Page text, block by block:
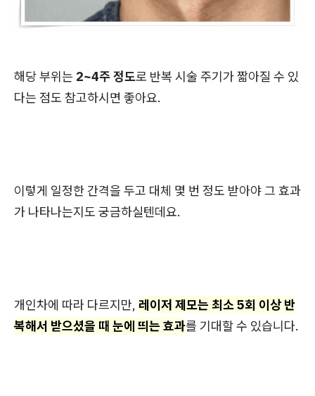
해당 부위는 2~4주 정도로 반복 시술 주기가 짧아질 수 있
다는 점도 참고하시면 좋아요.
이렇게 일정한 간격을 두고 대체 몇 번 정도 받아야 그 효과
가 나타나는지도 궁금하실텐데요.
개인차에 따라 다르지만, 레이저 제모는 최소 5회 이상 반
복해서 받으셨을 때 눈에 띄는 효과를 기대할 수 있습니다.